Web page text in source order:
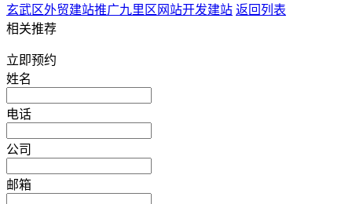
玄武区外贸建站推广九里区网站开发建站 返回列表
相关推荐
立即预约
姓名
电话
公司
邮箱